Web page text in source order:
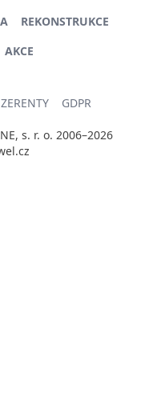
REKONSTRUKCE
AKCE
GDPR
s. r. o. 2006–2026